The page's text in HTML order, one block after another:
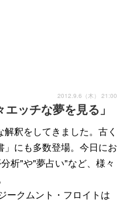
ッチな夢を見る」
2012.9.6（木） 21:00
釈をしてきました。古く
にも多数登場。今日にお
析"や"夢占い"など、様々
ークムント・フロイトは